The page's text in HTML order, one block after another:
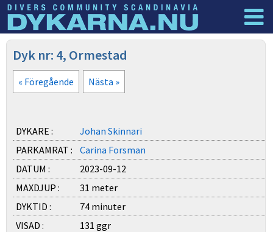
Dyknyheter
Dyk nr: 4, Ormestad
« Föregående Nästa »
DYKARE :
Johan Skinnari
PARKAMRAT :
Carina Forsman
DATUM :
2023-09-12
MAXDJUP :
31 meter
DYKTID :
74 minuter
VISAD :
131 ggr